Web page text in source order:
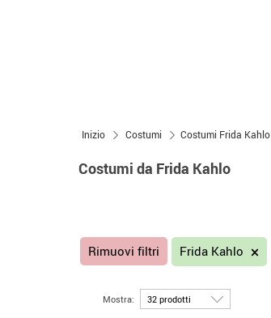
Inizio Costumi Costumi Frida Kahlo
Costumi da Frida Kahlo
Rimuovi filtri Frida Kahlo
Mostra: